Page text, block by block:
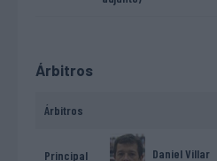
Árbitros
Árbitros
Principal Daniel Villar